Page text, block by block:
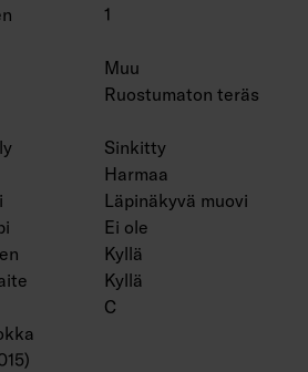
1
Muu
Ruostumaton teräs
Sinkitty
Harmaa
Läpinäkyvä muovi
Ei ole
Kyllä
Kyllä
C